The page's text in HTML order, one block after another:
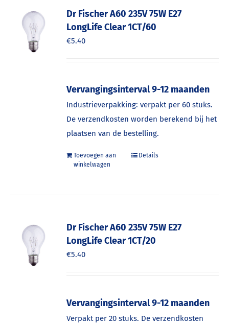
Dr Fischer A60 235V 75W E27
LongLife Clear 1CT/60
€5.40
Vervangingsinterval 9-12 maanden
Industrieverpakking: verpakt per 60 stuks.
De verzendkosten worden berekend bij het
plaatsen van de bestelling.
Toevoegen aan
winkelwagen
Details
Dr Fischer A60 235V 75W E27
LongLife Clear 1CT/20
€5.40
Vervangingsinterval 9-12 maanden
Verpakt per 20 stuks. De verzendkosten